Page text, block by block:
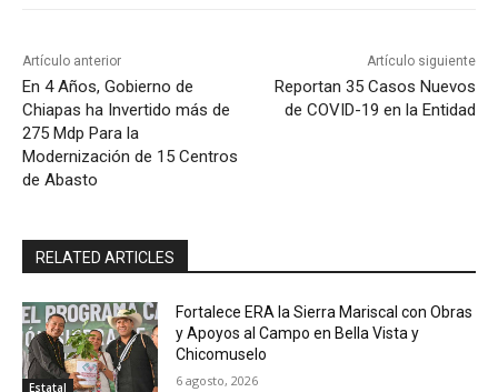
Artículo anterior
En 4 Años, Gobierno de
Chiapas ha Invertido más de
275 Mdp Para la
Modernización de 15 Centros
de Abasto
Artículo siguiente
Reportan 35 Casos Nuevos
de COVID-19 en la Entidad
RELATED ARTICLES
Estatal
Fortalece ERA la Sierra Mariscal con Obras
y Apoyos al Campo en Bella Vista y
Chicomuselo
6 agosto, 2026